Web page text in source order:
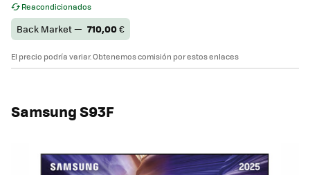
Reacondicionados
Back Market — 710,00€
El precio podría variar. Obtenemos comisión por estos enlaces
Samsung S93F